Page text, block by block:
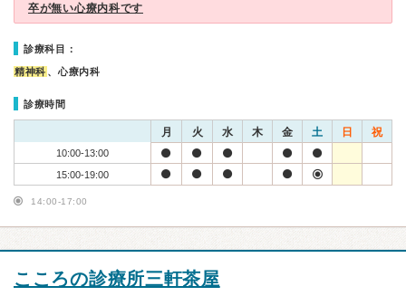
卒が無い心療内科です
診療科目：
精神科 、心療内科
診療時間
月 火 水 木 金 土 日 祝
10:00-13:00
15:00-19:00
14:00-17:00
こころの診療所三軒茶屋